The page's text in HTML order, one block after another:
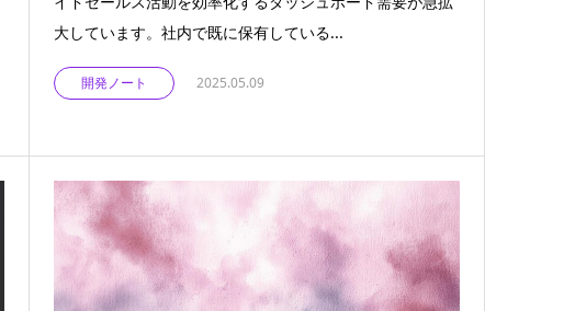
大しています。社内で既に保有している...
開発ノート 2025.05.09